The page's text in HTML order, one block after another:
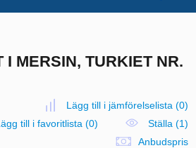
I MERSIN, TURKIET NR.
Lägg till i jämförelselista (0)
till i favoritlista (0)
Ställa (1)
Anbudspris